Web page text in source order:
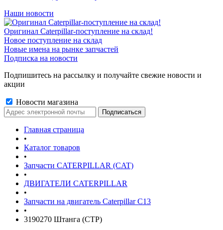
Наши новости
Оригинал Caterpillar-поступление на склад!
Новое поступление на склад
Новые имена на рынке запчастей
Подписка на новости
Подпишитесь на рассылку и получайте свежие новости и
акции
Новости магазина
Главная страница
•
Каталог товаров
•
Запчасти CATERPILLAR (CAT)
•
ДВИГАТЕЛИ CATERPILLAR
•
Запчасти на двигатель Caterpillar С13
•
3190270 Штанга (CTP)